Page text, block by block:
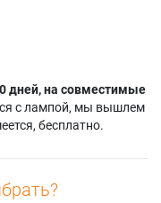
дней, на совместимые
с лампой, мы вышлем
бесплатно.